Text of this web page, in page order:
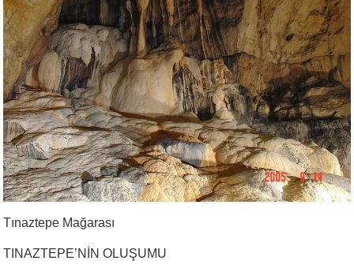
Tınaztepe Mağarası
TINAZTEPE’NİN OLUŞUMU